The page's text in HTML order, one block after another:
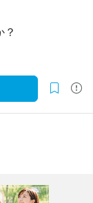
？